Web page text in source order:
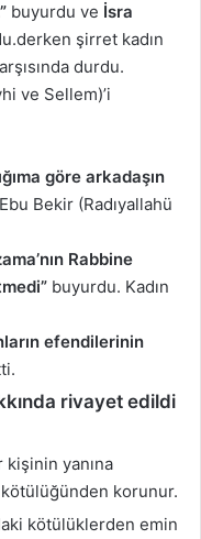
buyurdu ve İsra
şirret kadın
durdu.
ve Sellem)’i
göre arkadaşın
Bekir (Radıyallahü
Rabbine
buyurdu. Kadın
efendilerinin
rivayet edildi
yanına
korunur.
kötülüklerden emin